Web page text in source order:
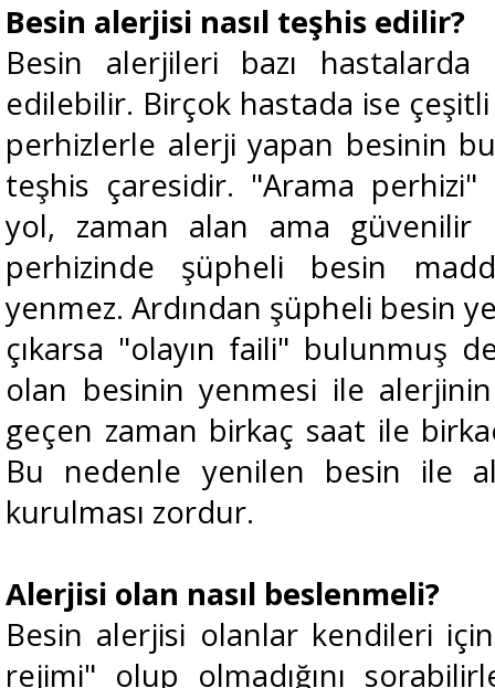
Besin alerjisi nasıl teşhis edilir?
Besin alerjileri bazı
edilebilir. Birçok hastada ise
perhizlerle alerji yapan besinin
teşhis çaresidir. "Arama perhizi"
yol, zaman alan ama güvenilir
perhizinde şüpheli besin
yenmez. Ardından şüpheli besin
çıkarsa "olayın faili" bulunmuş
olan besinin yenmesi ile alerjinin
geçen zaman birkaç saat ile
Bu nedenle yenilen besin ile
kurulması zordur.
Alerjisi olan nasıl beslenmeli?
Besin alerjisi olanlar kendileri
rejimi" olup olmadığını